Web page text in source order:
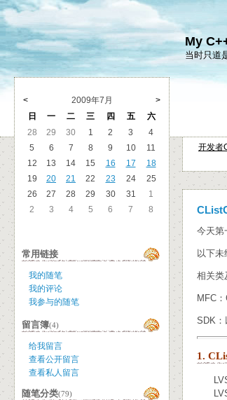
My
当时只道
开发者
今天第
以下
相关类
MFC
SDK：
1.
< 2009年7月
>
日
一 二 三 四 五
六
28
29 30 1 2 3
4
5
6 7 8 9 10
11
12
13 14 15 16 17
18
19
20 21 22 23 24
25
26
27 28 29 30 31
1
2
3 4 5 6 7 8
常用链接
我的随笔
我的评论
我参与的随笔
留言簿(4)
给我留言
查看公开留言
查看私人留言
随笔分类(79)